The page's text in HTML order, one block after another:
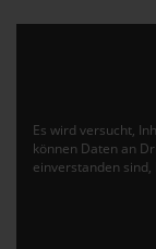
Es wird versucht,
können Daten an
einverstanden